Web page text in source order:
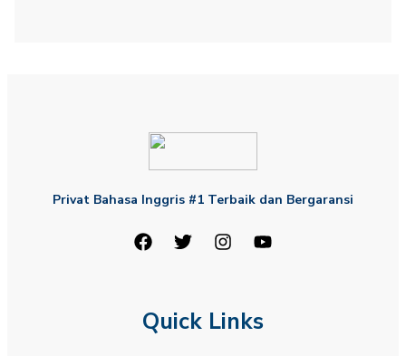
Privat Bahasa Inggris #1 Terbaik dan Bergaransi
Quick Links